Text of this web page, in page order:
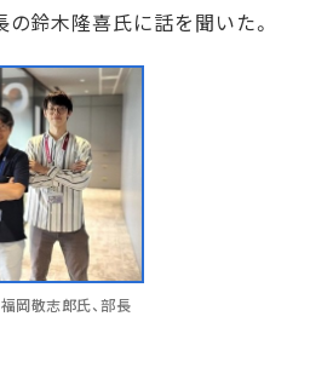
鈴木隆喜氏に話を聞いた。
岡敬志郎氏、部長